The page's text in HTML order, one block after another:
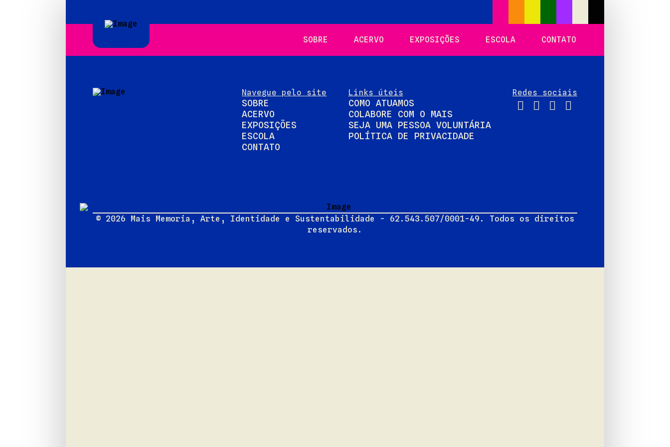
SOBRE ACERVO EXPOSIÇÕES ESCOLA CONTATO
Navegue pelo site
SOBRE
ACERVO
EXPOSIÇÕES
ESCOLA
CONTATO
Links úteis
COMO ATUAMOS
COLABORE COM O MAIS
SEJA UMA PESSOA VOLUNTÁRIA
POLÍTICA DE PRIVACIDADE
Redes sociais
© 2026 Mais Memoria, Arte, Identidade e Sustentabilidade - 62.543.507/0001-49. Todos os direitos
reservados.